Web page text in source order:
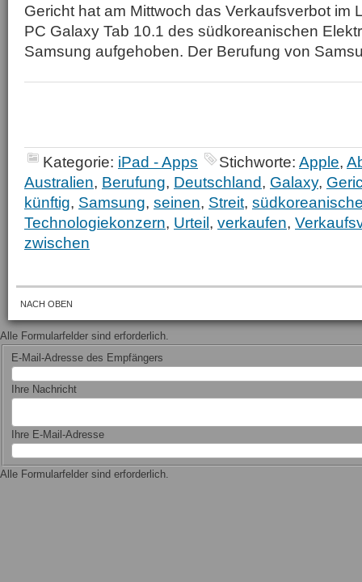
Gericht hat am Mittwoch das Verkaufsverbot im
PC Galaxy Tab 10.1 des südkoreanischen
Samsung aufgehoben. Der Berufung von
Kategorie: iPad - Apps Stichworte: Apple,
Australien, Berufung, Deutschland, Galaxy,
künftig, Samsung, seinen, Streit,
Technologiekonzern, Urteil, verkaufen,
zwischen
NACH OBEN
Alle Formularfelder sind erforderlich.
E-Mail-Adresse des Empfängers
Ihre Nachricht
Ihre E-Mail-Adresse
Alle Formularfelder sind erforderlich.